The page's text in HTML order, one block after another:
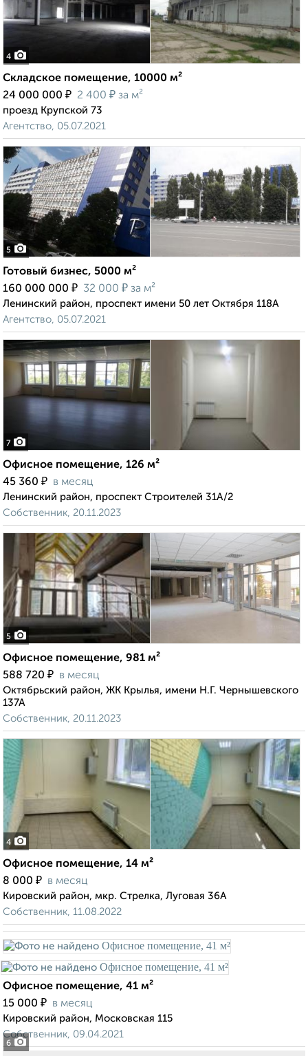
4
Складское помещение, 10000 м²
24 000 000 ₽ 2 400 ₽ за м²
проезд Крупской 73
Агентство, 05.07.2021
5
Готовый бизнес, 5000 м²
160 000 000 ₽ 32 000 ₽ за м²
Ленинский район, проспект имени 50 лет Октября 118А
Агентство, 05.07.2021
7
Офисное помещение, 126 м²
45 360 ₽ в месяц
Ленинский район, проспект Строителей 31А/2
Собственник, 20.11.2023
5
Офисное помещение, 981 м²
588 720 ₽ в месяц
Октябрьский район, ЖК Крылья, имени Н.Г. Чернышевского
137А
Собственник, 20.11.2023
4
Офисное помещение, 14 м²
8 000 ₽ в месяц
Кировский район, мкр. Стрелка, Луговая 36А
Собственник, 11.08.2022
6
Офисное помещение, 41 м²
15 000 ₽ в месяц
Кировский район, Московская 115
Собственник, 09.04.2021